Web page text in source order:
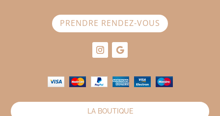
PRENDRE RENDEZ-VOUS
LA BOUTIQUE